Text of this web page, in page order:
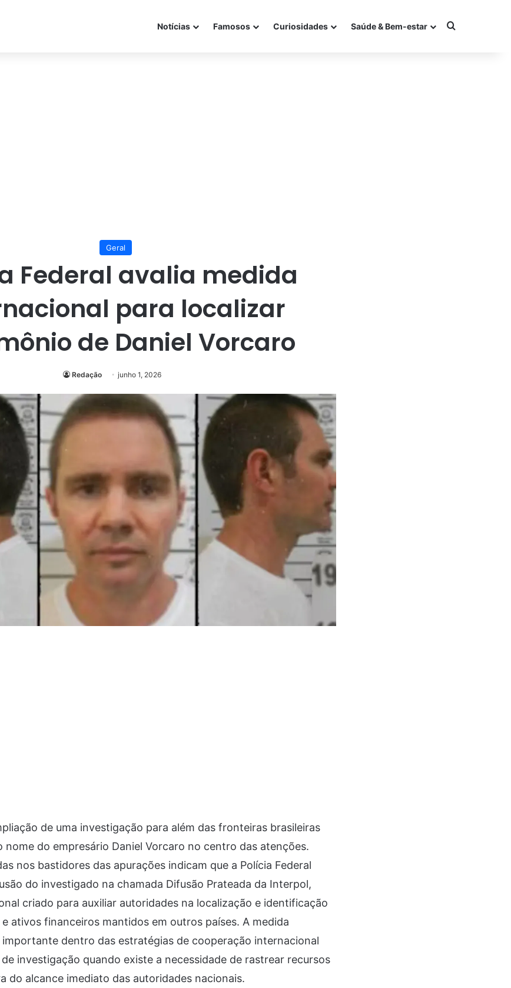
Notícias Famosos Curiosidades Saúde & Bem-estar Procurar por
Geral
Federal avalia medida
para localizar
de Daniel Vorcaro
Redação junho 1, 2026
de uma investigação para além das fronteiras brasileiras
nome do empresário Daniel Vorcaro no centro das atenções.
nos bastidores das apurações indicam que a Polícia Federal
do investigado na chamada Difusão Prateada da Interpol,
criado para auxiliar autoridades na localização e identificação
ativos financeiros mantidos em outros países. A medida
importante dentro das estratégias de cooperação internacional
investigação quando existe a necessidade de rastrear recursos
do alcance imediato das autoridades nacionais.